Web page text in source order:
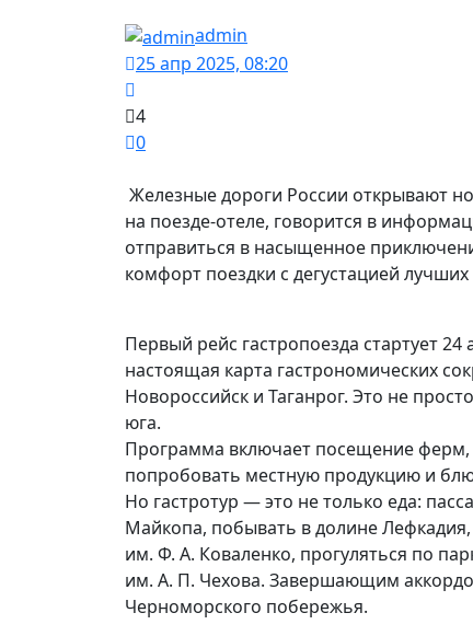
admin
25 апр 2025, 08:20
4
0
Железные дороги России открывают
на поезде-отеле, говорится в
отправиться в насыщенное
комфорт поездки с дегустацией
Первый рейс гастропоезда стартует
настоящая карта гастрономических
Новороссийск и Таганрог. Это не
юга.
Программа включает посещение ферм,
попробовать местную продукцию и
Но гастротур — это не только еда:
Майкопа, побывать в долине
им. Ф. А. Коваленко, прогуляться по
им. А. П. Чехова. Завершающим
Черноморского побережья.